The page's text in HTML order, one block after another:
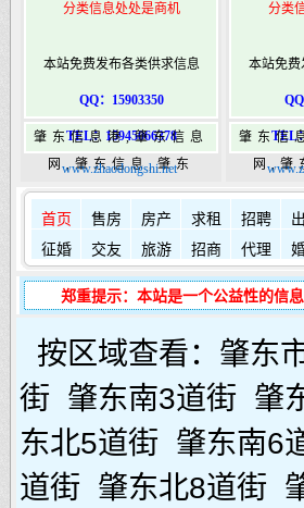
分类信息处处是商机
本站免费发布各类供求信息
QQ：15903350
TEL：15945066378
肇东信息港,肇东信息
网,肇东信息,肇东
365,肇东365信息
港|www.zhaodongshi.com
www.zhaodongshi.net
分类
本站免费
TEL
肇东信
网,肇
365,
港
首页 售房 房产 求租 招聘
征婚
交友 旅游 招商 代理
郑重提示：本站是一个公益性的信
按区域查看： 肇东
街 肇东南3道街 肇
东北5道街 肇东南6
道街 肇东北8道街